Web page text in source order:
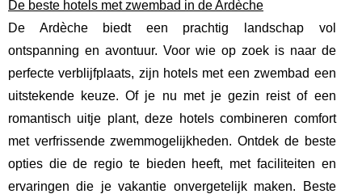
De beste hotels met zwembad in de Ardèche
De Ardèche biedt een prachtig landschap vol
ontspanning en avontuur. Voor wie op zoek is naar de
perfecte verblijfplaats, zijn hotels met een zwembad een
uitstekende keuze. Of je nu met je gezin reist of een
romantisch uitje plant, deze hotels combineren comfort
met verfrissende zwemmogelijkheden. Ontdek de beste
opties die de regio te bieden heeft, met faciliteiten en
ervaringen die je vakantie onvergetelijk maken. Beste